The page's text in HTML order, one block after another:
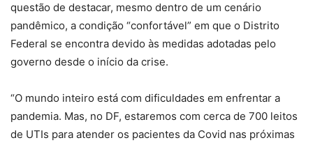
questão de destacar, mesmo dentro de um cenário
pandêmico, a condição “confortável” em que o Distrito
Federal se encontra devido às medidas adotadas pelo
governo desde o início da crise.
“O mundo inteiro está com dificuldades em enfrentar a
pandemia. Mas, no DF, estaremos com cerca de 700 leitos
de UTIs para atender os pacientes da Covid nas próximas